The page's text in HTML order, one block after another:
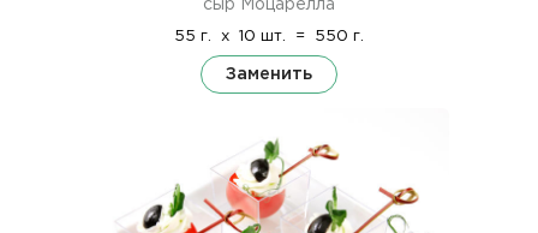
сыр Моцарелла
55 г. x 10 шт. = 550 г.
Заменить